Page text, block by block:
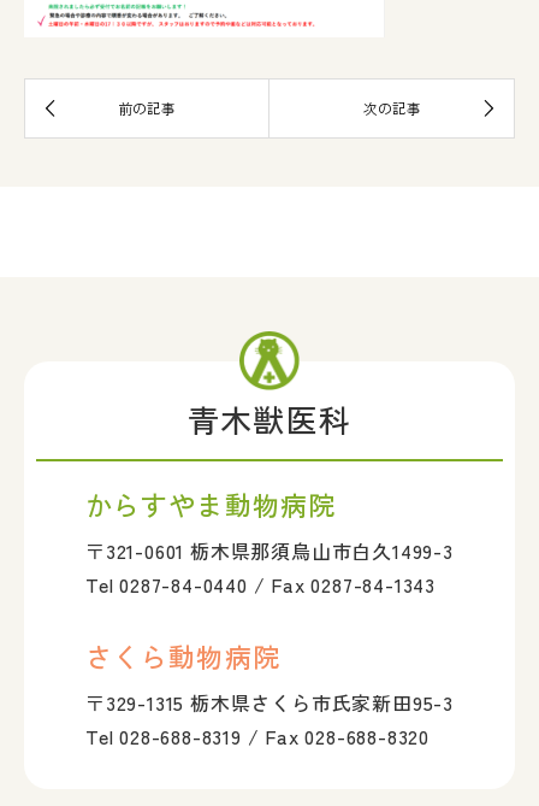
青木獣医科
からすやま動物病院
〒321-0601 栃木県那須烏山市白久1499-3
Tel 0287-84-0440 / Fax 0287-84-1343
さくら動物病院
〒329-1315 栃木県さくら市氏家新田95-3
Tel 028-688-8319 / Fax 028-688-8320